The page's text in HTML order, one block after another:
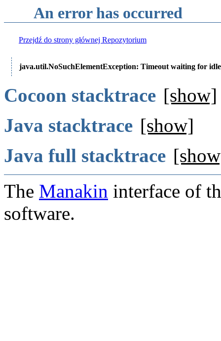
An error has occurred
Przejdź do strony głównej Repozytorium
java.util.NoSuchElementException: Timeout waiting for
Cocoon stacktrace [show]
Java stacktrace [show]
Java full stacktrace
The Manakin interface of
software.